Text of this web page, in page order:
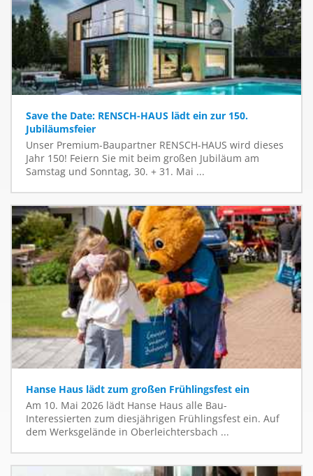
Save the Date: RENSCH-HAUS lädt ein zur 150.
Jubiläumsfeier
Unser Premium-Baupartner RENSCH-HAUS wird dieses
Jahr 150! Feiern Sie mit beim großen Jubiläum am
Samstag und Sonntag, 30. + 31. Mai ...
Hanse Haus lädt zum großen Frühlingsfest ein
Am 10. Mai 2026 lädt Hanse Haus alle Bau-
Interessierten zum diesjährigen Frühlingsfest ein. Auf
dem Werksgelände in Oberleichtersbach ...